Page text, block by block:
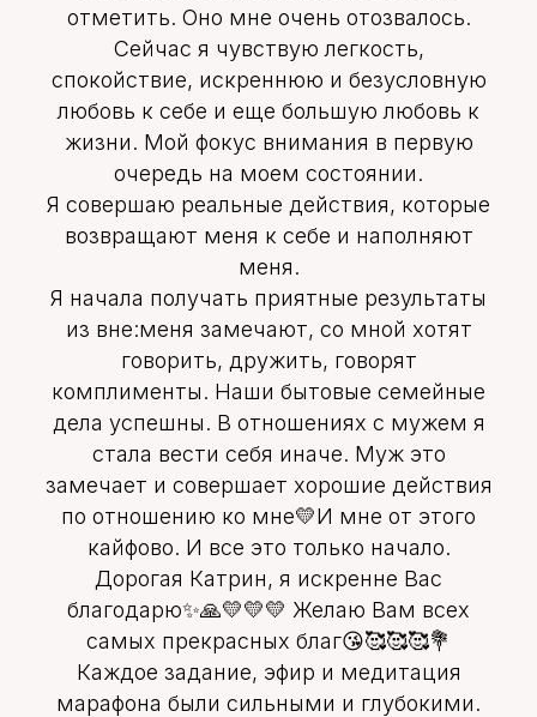
отметить. Оно мне очень отозвалось.
Сейчас я чувствую легкость,
спокойствие, искреннюю и безусловную
любовь к себе и еще большую любовь к
жизни. Мой фокус внимания в первую
очередь на моем состоянии.
Я совершаю реальные действия, которые
возвращают меня к себе и наполняют
меня.
Я начала получать приятные результаты
из вне:меня замечают, со мной хотят
говорить, дружить, говорят
комплименты. Наши бытовые семейные
дела успешны. В отношениях с мужем я
стала вести себя иначе. Муж это
замечает и совершает хорошие действия
по отношению ко мне💛И мне от этого
кайфово. И все это только начало.
Дорогая Катрин, я искренне Вас
благодарю✨🙏💛💛💛 Желаю Вам всех
самых прекрасных благ😘🥰🥰🥰💐
Каждое задание, эфир и медитация
марафона были сильными и глубокими.